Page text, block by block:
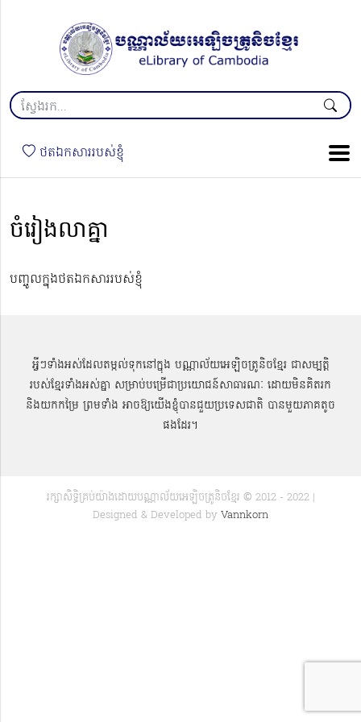
ថតឯកសាររបស់ខ្ញុំ
ចំរៀង​លាគ្នា
បញ្ចូលក្នុងថតឯកសាររបស់ខ្ញុំ
អ្វីៗទាំងអស់ដែលតម្កល់ទុកនៅក្នុង បណ្ណាល័យអេឡិចត្រូនិចខ្មែរ ជាសម្បតិ្ត
របស់ខ្មែរទាំងអស់គ្នា សម្រាប់បម្រើជាប្រយោជន៍សាធារណៈ ដោយមិនគិតរក
និងយកកម្រៃ ព្រមទាំង អាចឱ្យយើងខ្ញុំបានជួយប្រទេសជាតិ បានមួយភាគតូច
ផងដែរ។
រក្សាសិទ្ធិគ្រប់យ៉ាងដោយបណ្ណាល័យអេឡិចត្រូនិចខ្មែរ © 2012 - 2022 |
Designed & Developed by Vannkorn